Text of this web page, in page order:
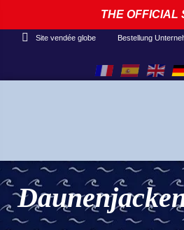
THE OFFICIAL
Site vendée globe Bestellung